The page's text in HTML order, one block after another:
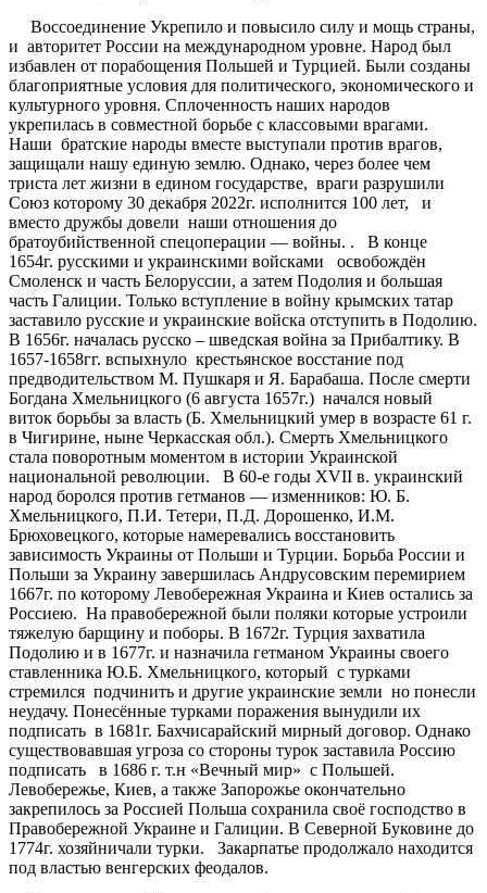
Воссоединение Укрепило и повысило силу и мощь страны,
и авторитет России на международном уровне. Народ был
избавлен от порабощения Польшей и Турцией. Были созданы
благоприятные условия для политического, экономического и
культурного уровня. Сплоченность наших народов
укрепилась в совместной борьбе с классовыми врагами.
Наши братские народы вместе выступали против врагов,
защищали нашу единую землю. Однако, через более чем
триста лет жизни в едином государстве, враги разрушили
Союз которому 30 декабря 2022г. исполнится 100 лет, и
вместо дружбы довели наши отношения до
братоубийственной спецоперации — войны. . В конце
1654г. русскими и украинскими войсками освобождён
Смоленск и часть Белоруссии, а затем Подолия и большая
часть Галиции. Только вступление в войну крымских татар
заставило русские и украинские войска отступить в Подолию.
В 1656г. началась русско – шведская война за Прибалтику. В
1657-1658гг. вспыхнуло крестьянское восстание под
предводительством М. Пушкаря и Я. Барабаша. После смерти
Богдана Хмельницкого (6 августа 1657г.) начался новый
виток борьбы за власть (Б. Хмельницкий умер в возрасте 61 г.
в Чигирине, ныне Черкасская обл.). Смерть Хмельницкого
стала поворотным моментом в истории Украинской
национальной революции. В 60-е годы ХVII в. украинский
народ боролся против гетманов — изменников: Ю. Б.
Хмельницкого, П.И. Тетери, П.Д. Дорошенко, И.М.
Брюховецкого, которые намеревались восстановить
зависимость Украины от Польши и Турции. Борьба России и
Польши за Украину завершилась Андрусовским перемирием
1667г. по которому Левобережная Украина и Киев остались за
Россиею. На правобережной были поляки которые устроили
тяжелую барщину и поборы. В 1672г. Турция захватила
Подолию и в 1677г. и назначила гетманом Украины своего
ставленника Ю.Б. Хмельницкого, который с турками
стремился подчинить и другие украинские земли но понесли
неудачу. Понесённые турками поражения вынудили их
подписать в 1681г. Бахчисарайский мирный договор. Однако
существовавшая угроза со стороны турок заставила Россию
подписать в 1686 г. т.н «Вечный мир» с Польшей.
Левобережье, Киев, а также Запорожье окончательно
закрепилось за Россией Польша сохранила своё господство в
Правобережной Украине и Галиции. В Северной Буковине до
1774г. хозяйничали турки. Закарпатье продолжало находится
под властью венгерских феодалов.